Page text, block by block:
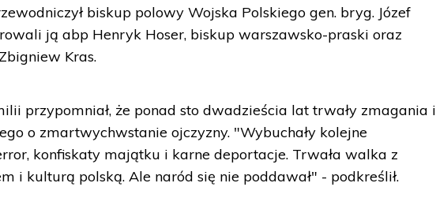
biskup polowy Wojska Polskiego gen. bryg. Józef
ją abp Henryk Hoser, biskup warszawsko-praski oraz
Kras.
przypomniał, że ponad sto dwadzieścia lat trwały zmagania i
o zmartwychwstanie ojczyzny. "Wybuchały kolejne
konfiskaty majątku i karne deportacje. Trwała walka z
i kulturą polską. Ale naród się nie poddawał" - podkreślił.